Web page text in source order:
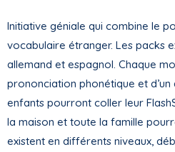
Initiative géniale qui combine le
vocabulaire étranger. Les packs
allemand et espagnol. Chaque
prononciation phonétique et d’un
enfants pourront coller leur
la maison et toute la famille
existent en différents niveaux,